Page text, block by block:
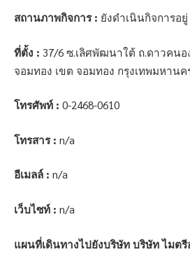
สถานภาพกิจการ : ยังดำเนินกิจการอยู่
ที่ตั้ง : 37/6 ซ.เลิศพัฒนาใต้ ถ.ดาวคน
จอมทอง เขต จอมทอง กรุงเทพมหานค
โทรศัพท์ : 0-2468-0610
โทรสาร : n/a
อีเมลล์ : n/a
เว็บไซท์ : n/a
แผนที่เดินทางไปยังบริษัท บริษัท ไมต